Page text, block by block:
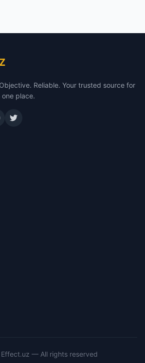
Reliable. Your trusted source for
one place.
Effect.uz — All rights reserved